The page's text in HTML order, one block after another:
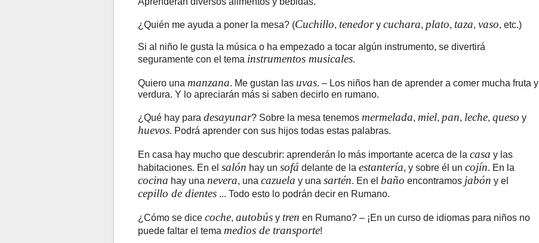
¿Quién me ayuda a poner la mesa? (Cuchillo, tenedory cuchara, plato, taza, vaso, etc.)
Si al niño le gusta la música o ha empezado a tocar algún instrumento, se divertirá
seguramente con el tema instrumentos musicales.
Quiero una manzana. Me gustan las uvas. – Los niños han de aprender a comer mucha fruta y
verdura. Y lo apreciarán más si saben decirlo en rumano.
¿Qué hay para desayunar? Sobre la mesa tenemos mermelada, miel, pan, leche, queso y
huevos. Podrá aprender con sus hijos todas estas palabras.
En casa hay mucho que descubrir: aprenderán lo más importante acerca de la casa y las
habitaciones. En el salón hay un sofá delante de la estantería, y sobre él un cojín. En la
cocina hay una nevera, una cazuela y una sartén. En el baño encontramos jabón y el
cepillo de dientes... Todo esto lo podrán decir en Rumano.
¿Cómo se dice coche, autobúsy tren en Rumano? – ¡En un curso de idiomas para niños no
puede faltar el tema medios de transporte!